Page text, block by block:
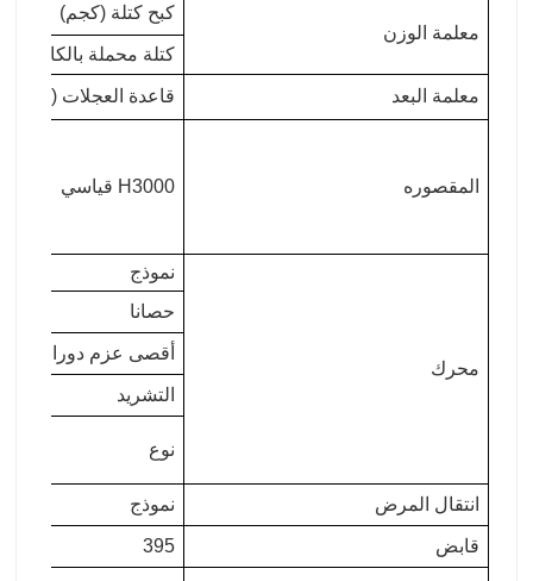
معلمة الوزن
كبح كتلة (كجم)
كتلة محملة بالكامل
معلمة البعد قاعدة العجلات (مم)
المقصوره H3000 قياسي
محرك
نموذج
حصانا
أقصى عزم دوران
التشريد
نوع
انتقال المرض نموذج
قابض 395